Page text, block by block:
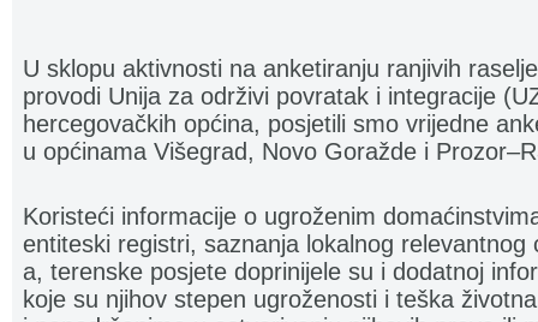
U sklopu aktivnosti na anketiranju ranjivih
provodi Unija za održivi povratak i integracije
hercegovačkih općina, posjetili smo vrijedne
u općinama Višegrad, Novo Goražde i
Koristeći informacije o ugroženim
entiteski registri, saznanja lokalnog relevantnog
a, terenske posjete doprinijele su i dodatnoj
koje su njihov stepen ugroženosti i teška